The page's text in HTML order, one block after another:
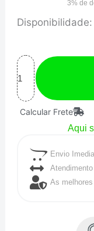
3% de
Disponibilidade:
PARAFUSO
AP
7/16
-
MTR
quantidade
Calcular Frete
Aqui
Envio
As